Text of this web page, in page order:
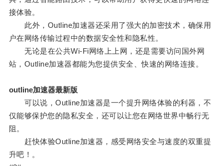
接体验。
此外，Outline加速器还采用了强大的加密技术，确保用
户在网络传输过程中的数据安全性和隐私性。
无论是在公共Wi-Fi网络上上网，还是需要访问国外网
站，Outline加速器都能为您提供安全、快速的网络连接。
outline加速器最新版
可以说，Outline加速器是一个提升网络体验的利器，不
仅能够保护您的隐私安全，还可以让您在网络世界中畅行无
阻。
赶快体验Outline加速器，感受网络安全与速度的双重提
升吧！。